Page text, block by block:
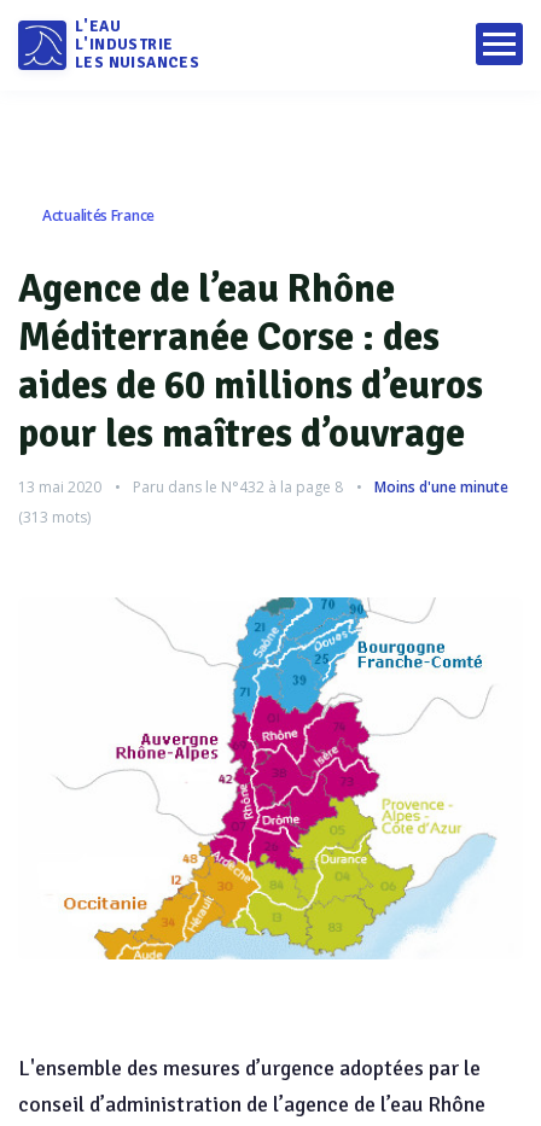
L'EAU
L'INDUSTRIE
LES NUISANCES
Actualités France
Agence de l’eau Rhône
Méditerranée Corse : des
aides de 60 millions d’euros
pour les maîtres d’ouvrage
13 mai 2020 Paru dans le N°432 à la page 8
Moins d'une minute
(313 mots)
L'ensemble des mesures d’urgence adoptées par le
conseil d’administration de l’agence de l’eau Rhône